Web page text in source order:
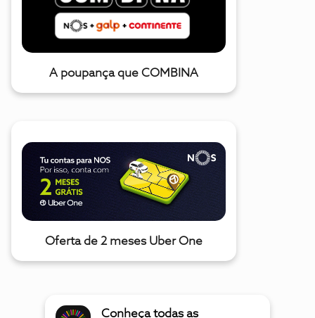
A poupança que COMBINA
Oferta de 2 meses Uber One
Conheça todas as